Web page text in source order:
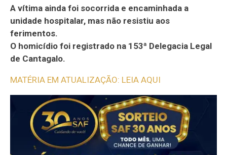
A vítima ainda foi socorrida e encaminhada a
unidade hospitalar, mas não resistiu aos
ferimentos.
O homicídio foi registrado na 153ª Delegacia Legal
de Cantagalo.
MATÉRIA EM ATUALIZAÇÃO: LEIA AQUI